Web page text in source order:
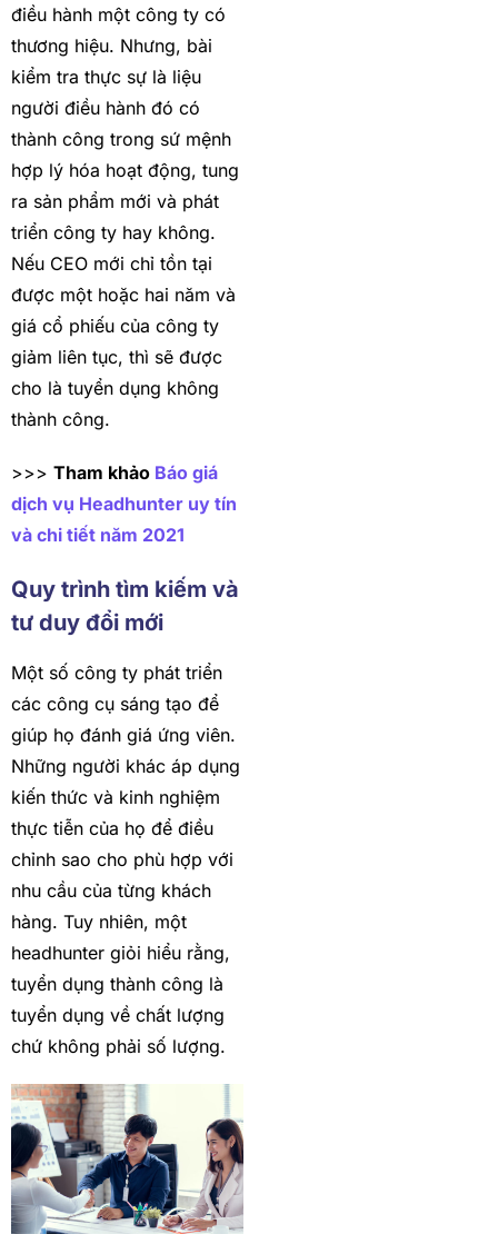
điều hành một công ty có
thương hiệu. Nhưng, bài
kiểm tra thực sự là liệu
người điều hành đó có
thành công trong sứ mệnh
hợp lý hóa hoạt động, tung
ra sản phẩm mới và phát
triển công ty hay không.
Nếu CEO mới chỉ tồn tại
được một hoặc hai năm và
giá cổ phiếu của công ty
giảm liên tục, thì sẽ được
cho là tuyển dụng không
thành công.
>>> Tham khảo Báo giá
dịch vụ Headhunter uy tín
và chi tiết năm 2021
Quy trình tìm kiếm và
tư duy đổi mới
Một số công ty phát triển
các công cụ sáng tạo để
giúp họ đánh giá ứng viên.
Những người khác áp dụng
kiến thức và kinh nghiệm
thực tiễn của họ để điều
chỉnh sao cho phù hợp với
nhu cầu của từng khách
hàng. Tuy nhiên, một
headhunter giỏi hiểu rằng,
tuyển dụng thành công là
tuyển dụng về chất lượng
chứ không phải số lượng.